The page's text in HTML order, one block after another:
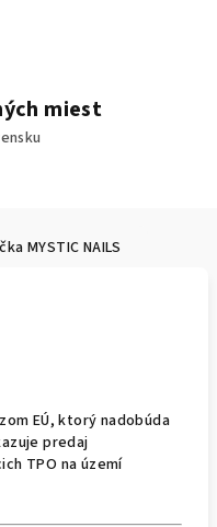
miest
MYSTIC NAILS
EÚ, ktorý nadobúda
predaj
TPO na území